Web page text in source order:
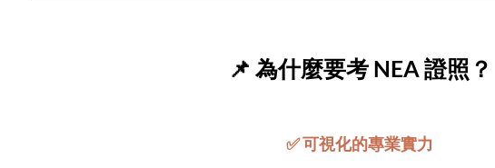
📌 為什麼要考 NEA 證照？
✅ 可視化的專業實力